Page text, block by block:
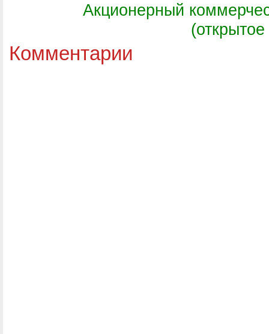
Акционерный
Комментарии